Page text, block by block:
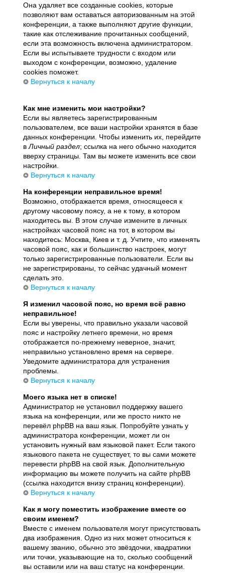
Она удаляет все созданные cookies, которые
позволяют вам оставаться авторизованным на этой
конференции, а также выполняют другие функции,
такие как отслеживание прочитанных сообщений,
если эта возможность включена администратором.
Если вы испытываете трудности с входом или
выходом с конференции, возможно, удаление
cookies поможет.
Вернуться к началу
Как мне изменить мои настройки?
Если вы являетесь зарегистрированным
пользователем, все ваши настройки хранятся в базе
данных конференции. Чтобы изменить их, перейдите
вЛичный раздел; ссылка на него обычно находится
вверху страницы. Там вы можете изменить все свои
настройки.
Вернуться к началу
На конференции неправильное время!
Возможно, отображается время, относящееся к
другому часовому поясу, а не к тому, в котором
находитесь вы. В этом случае измените в личных
настройках часовой пояс на тот, в котором вы
находитесь: Москва, Киев и т. д. Учтите, что изменять
часовой пояс, как и большинство настроек, могут
только зарегистрированные пользователи. Если вы
не зарегистрированы, то сейчас удачный момент
сделать это.
Вернуться к началу
Я изменил часовой пояс, но время всё равно
неправильное!
Если вы уверены, что правильно указали часовой
пояс и настройку летнего времени, но время
отображается по-прежнему неверное, значит,
неправильно установлено время на сервере.
Уведомите администратора для устранения
проблемы.
Вернуться к началу
Моего языка нет в списке!
Администратор не установил поддержку вашего
языка на конференции, или же просто никто не
перевёл phpBB на ваш язык. Попробуйте узнать у
администратора конференции, может ли он
установить нужный вам языковой пакет. Если такого
языкового пакета не существует, то вы сами можете
перевести phpBB на свой язык. Дополнительную
информацию вы можете получить на сайте phpBB
(ссылка находится внизу страниц конференции).
Вернуться к началу
Как я могу поместить изображение вместе со
своим именем?
Вместе с именем пользователя могут присутствовать
два изображения. Одно из них может относиться к
вашему званию, обычно это звёздочки, квадратики
или точки, указывающие на то, сколько сообщений
вы оставили или на ваш статус на конференции.